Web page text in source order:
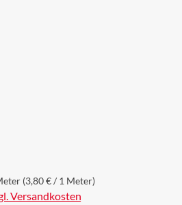
(3,80 € / 1 Meter)
Versandkosten